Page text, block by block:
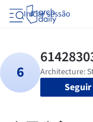
Iniciar sessão
Seguir